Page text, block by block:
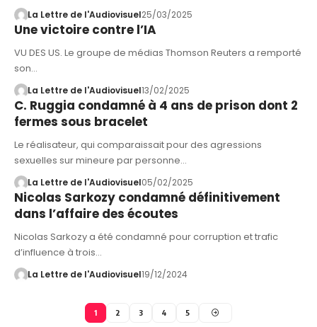
La Lettre de l'Audiovisuel25/03/2025
Une victoire contre l’IA
VU DES US. Le groupe de médias Thomson Reuters a remporté
son…
La Lettre de l'Audiovisuel13/02/2025
C. Ruggia condamné à 4 ans de prison dont 2
fermes sous bracelet
Le réalisateur, qui comparaissait pour des agressions
sexuelles sur mineure par personne…
La Lettre de l'Audiovisuel05/02/2025
Nicolas Sarkozy condamné définitivement
dans l’affaire des écoutes
Nicolas Sarkozy a été condamné pour corruption et trafic
d’influence à trois…
La Lettre de l'Audiovisuel19/12/2024
1 2 3 4 5